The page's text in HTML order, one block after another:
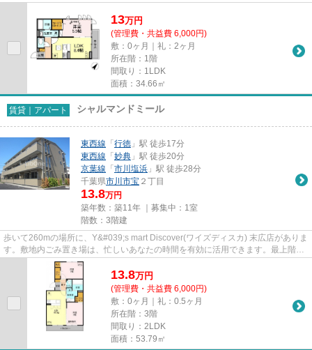
13万円
(管理費・共益費 6,000円)
敷：0ヶ月｜礼：2ヶ月
所在階：1階
間取り：1LDK
面積：34.66㎡
賃貸｜アパート シャルマンドミール
東西線 「 行徳 」駅 徒歩17分
東西線 「 妙典 」駅 徒歩20分
京葉線 「 市川塩浜 」駅 徒歩28分
千葉県市川市宝 ２丁目
13.8万円
築年数：築11年 ｜募集中： 1室
階数：3階建
歩いて260mの場所に、Y&#039;s mart Discover(ワイズディスカ) 末広店がありま
す。敷地内ごみ置き場は、忙しいあなたの時間を有効に活用できます。最上階の
物件です。自走式駐車場...
13.8万円
(管理費・共益費 6,000円)
敷：0ヶ月｜礼：0.5ヶ月
所在階：3階
間取り：2LDK
面積：53.79㎡